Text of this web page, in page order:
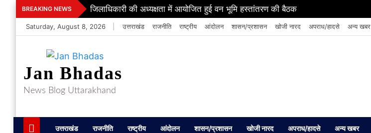
Skip
to
content
BREAKING NEWS जिलाधिकारी की अध्यक्षता में आयोजित हुई वन भूमि हस्तांतरण की बैठक
Saturday, August 8, 2026 उत्तराखंड राजनीति राष्ट्रीय आंदोलन शासन/प्रशासन खोजी नारद अपराध/हादसे अन्य खबर
Jan Bhadas
News Blog Uttarakhand
उत्तराखंड राजनीति राष्ट्रीय आंदोलन शासन/प्रशासन खोजी नारद अपराध/हादसे अन्य खबर